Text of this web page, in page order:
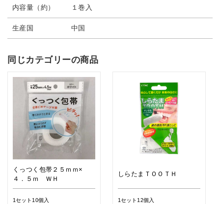
内容量（約） １巻入
生産国 中国
同じカテゴリーの商品
くっつく包帯２５ｍｍ×
４．５ｍ ＷＨ
1セット10個入
しらたまＴＯＯＴＨ
1セット12個入